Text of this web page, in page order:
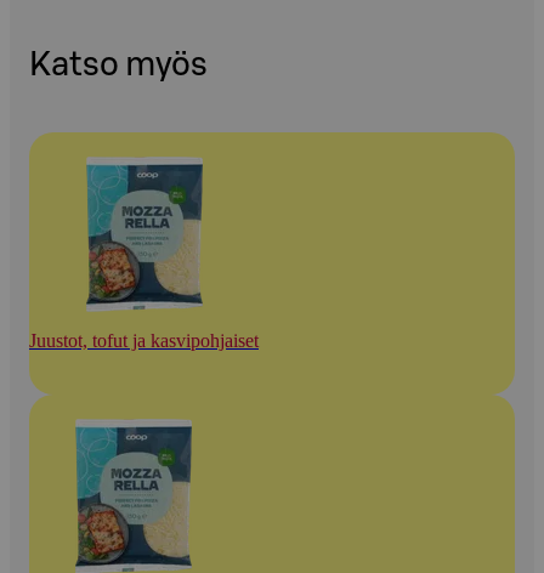
Katso myös
Juustot, tofut ja kasvipohjaiset